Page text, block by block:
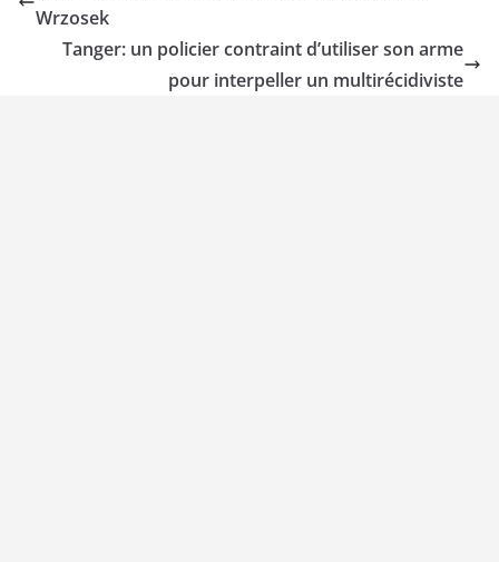
Wrzosek
Tanger: un policier contraint d’utiliser son arme
pour interpeller un multirécidiviste